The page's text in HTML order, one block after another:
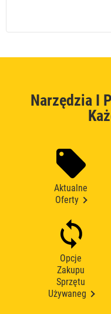
Narzędzia I
Aktualne
Oferty
Opcje
Zakupu
Sprzętu
Używaneg